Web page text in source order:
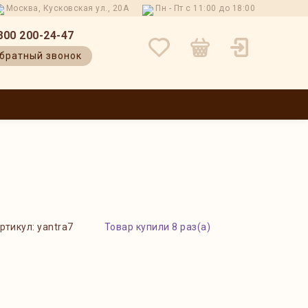
Москва, Кусковская ул., 20А Пн - Пт с 11:00 до 18:00
200-24-47
звонок
yantra7 Товар купили 8 раз(а)